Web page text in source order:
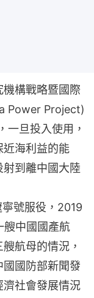
構戰略暨國際
Power Project)
旦投入使用，
近海利益的能
到離中國大陸
號服役，2019
艘中國國產航
航母的情況，
國防部新聞發
社會發展情況